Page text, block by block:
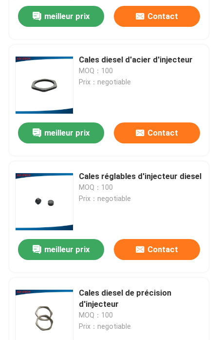
meilleur prix Contact
Cales diesel d'acier d'injecteur
MOQ：100
Prix：negotiable
meilleur prix Contact
Cales réglables d'injecteur diesel
MOQ：100
Prix：negotiable
meilleur prix Contact
Cales diesel de précision
d'injecteur
MOQ：100
Prix：negotiable